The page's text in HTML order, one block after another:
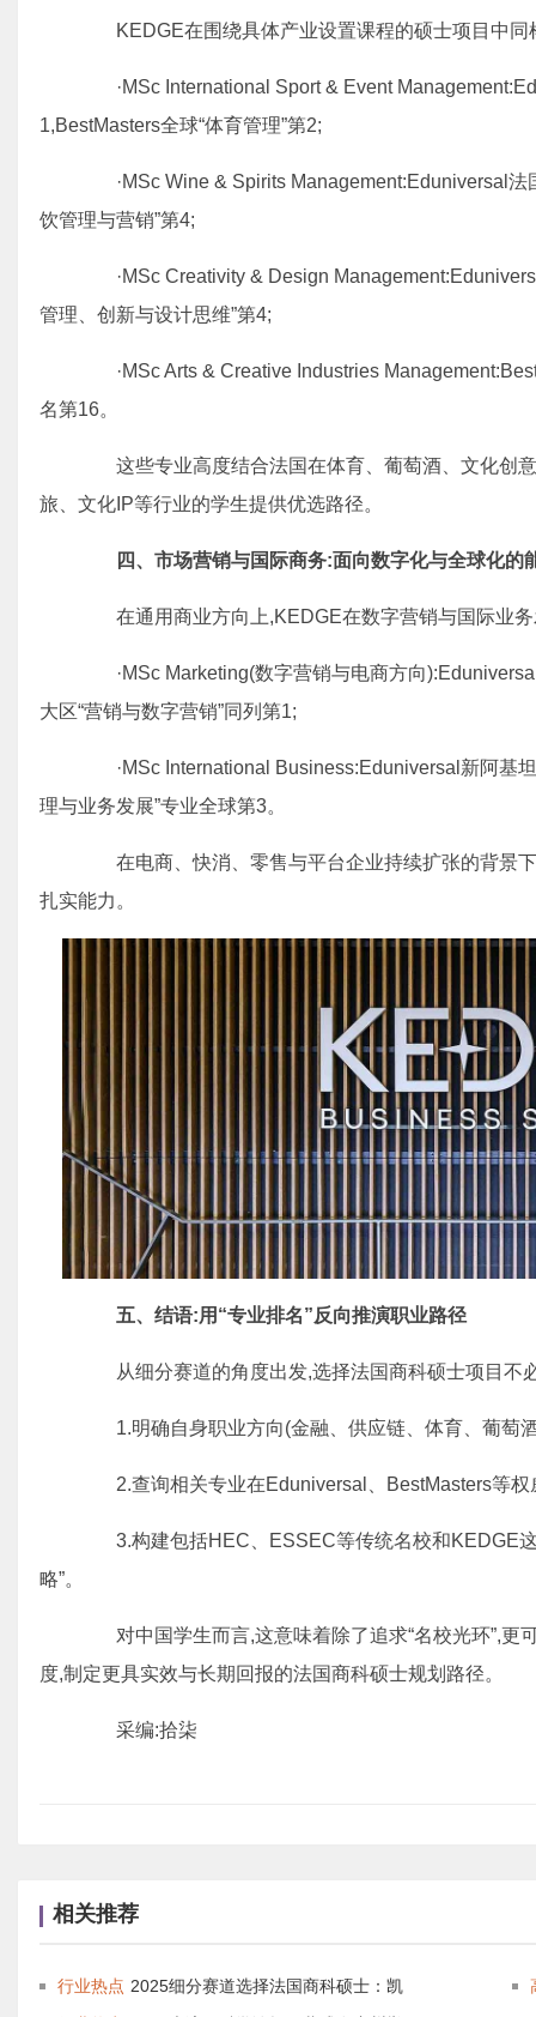
KEDGE在围绕具体产业设置课程的硕士项目中同
·MSc International Sport & Event
1,BestMasters全球“体育管理”第2;
·MSc Wine & Spirits Management:Eduniversal法
饮管理与营销”第4;
·MSc Creativity & Design
管理、创新与设计思维”第4;
·MSc Arts & Creative Industries
名第16。
这些专业高度结合法国在体育、葡萄酒、文化创
旅、文化IP等行业的学生提供优选路径。
四、市场营销与国际商务:面向数字化与全球化的
在通用商业方向上,KEDGE在数字营销与国际业务
·MSc Marketing(数字营销与电商方向
大区“营销与数字营销”同列第1;
·MSc International Business:Eduniversal新阿基坦
理与业务发展”专业全球第3。
在电商、快消、零售与平台企业持续扩张的背景
扎实能力。
五、结语:用“专业排名”反向推演职业路径
从细分赛道的角度出发,选择法国商科硕士项目不
1.明确自身职业方向(金融、供应链、体育、葡萄
2.查询相关专业在Eduniversal、BestMasters等权
3.构建包括HEC、ESSEC等传统名校和KEDGE这
略”。
对中国学生而言,这意味着除了追求“名校光环”,更
度,制定更具实效与长期回报的法国商科硕士规划路径。
采编:拾柒
相关推荐
行业热点 2025细分赛道选择法国商科硕士：凯